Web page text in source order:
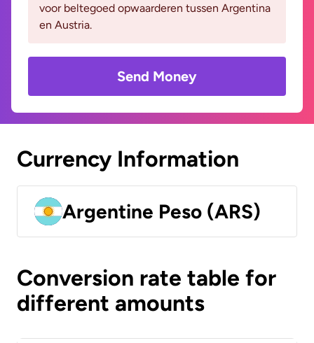
voor beltegoed opwaarderen tussen Argentina
en Austria.
Send Money
Currency Information
Argentine Peso (ARS)
Conversion rate table for
different amounts